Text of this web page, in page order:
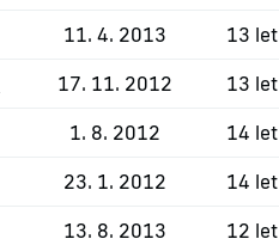
11. 4. 2013 13 let
17. 11. 2012 13 let
1. 8. 2012 14 let
23. 1. 2012 14 let
13. 8. 2013 12 let